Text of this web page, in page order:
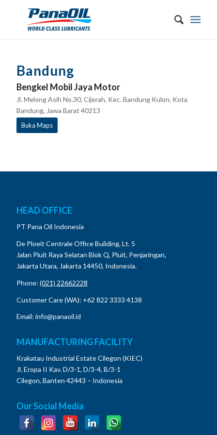
Bandung
Bengkel Mobil Jaya Motor
Jl. Melong Asih No.30, Cijerah, Kec. Bandung Kulon, Kota
Bandung, Jawa Barat 40213
Buka Maps
HEAD OFFICE
PT Pana Oil Indonesia
De Ploeit Centrale Office Building, Lt. 5
Jalan Pluit Raya Selatan Blok Q, Pluit, Penjaringan,
Jakarta Utara, Jakarta 14450, Indonesia.
Phone: (021) 22662228
Customer Care (WA): +62 822 3333 4138
Email: info@panaoil.id
MANUFACTURING FACILITY
Krakatau Industrial Estate Cilegon (KIEC)
Jl. Eropa II Kav. D/3-1, D/3-4, B/3-1
Cilegon, Banten 42443 – Indonesia
Our Social Media